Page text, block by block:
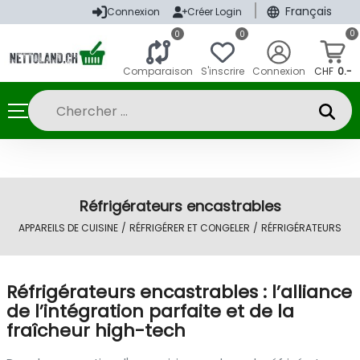
Connexion Créer Login Français
0
Comparaison
0
S'inscrire Connexion
0
CHF 0.-
Réfrigérateurs encastrables
APPAREILS DE CUISINE / RÉFRIGÉRER ET CONGELER / RÉFRIGÉRATEURS
Réfrigérateurs encastrables : l’alliance
de l’intégration parfaite et de la
fraîcheur high-tech